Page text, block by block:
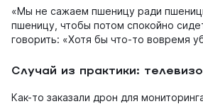
«Мы не сажаем пшеницу ради
пшеницу, чтобы потом спокойно
говорить: «Хотя бы что-то вовремя
Случай из практики:
Как-то заказали дрон для